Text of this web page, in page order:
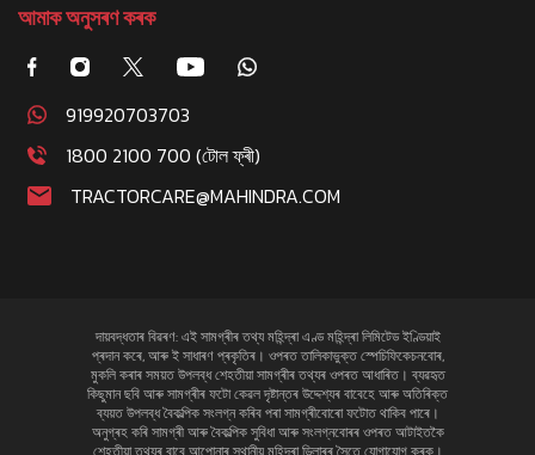
আমাক অনুসৰণ কৰক
919920703703
1800 2100 700 (টোল ফ্ৰী)
TRACTORCARE@MAHINDRA.COM
দায়বদ্ধতাৰ বিৱৰণ: এই সামগ্ৰীৰ তথ্য মহিন্দ্ৰা এণ্ড মহিন্দ্ৰা লিমিটেড ইণ্ডিয়াই
প্ৰদান কৰে, আৰু ই সাধাৰণ প্ৰকৃতিৰ। ওপৰত তালিকাভুক্ত স্পেচিফিকেচনবোৰ,
মুকলি কৰাৰ সময়ত উপলব্ধ শেহতীয়া সামগ্ৰীৰ তথ্যৰ ওপৰত আধাৰিত। ব্যৱহৃত
কিছুমান ছবি আৰু সামগ্ৰীৰ ফটো কেৱল দৃষ্টান্তৰ উদ্দেশ্যৰ বাবেহে আৰু অতিৰিক্ত
ব্যয়ত উপলব্ধ বৈকল্পিক সংলগ্ন কৰিব পৰা সামগ্ৰীবোৰো ফটোত থাকিব পাৰে।
অনুগ্ৰহ কৰি সামগ্ৰী আৰু বৈকল্পিক সুবিধা আৰু সংলগ্নবোৰৰ ওপৰত আটাইতকৈ